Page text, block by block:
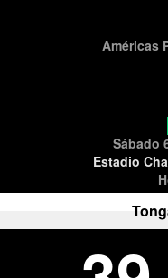
Américas
Sábado
Estadio